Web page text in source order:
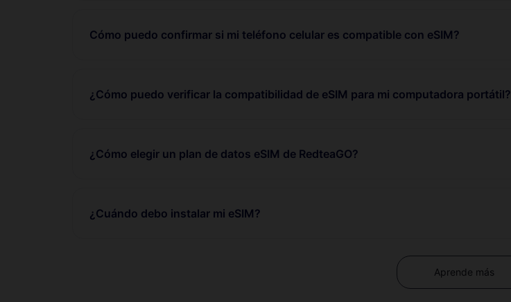
Cómo puedo confirmar si mi teléfono celular es compatible con eSIM?
¿Cómo puedo verificar la compatibilidad de eSIM para mi computadora portátil?
¿Cómo elegir un plan de datos eSIM de RedteaGO?
¿Cuándo debo instalar mi eSIM?
Aprende más